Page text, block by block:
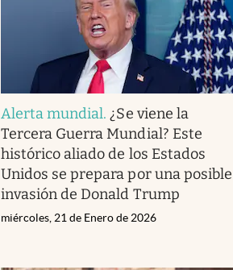
Alerta mundial. ¿Se viene la
Tercera Guerra Mundial? Este
histórico aliado de los Estados
Unidos se prepara por una posible
invasión de Donald Trump
miércoles, 21 de Enero de 2026